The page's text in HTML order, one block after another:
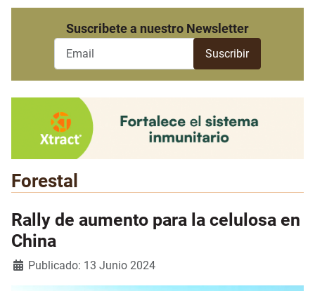
Suscribete a nuestro Newsletter
Forestal
Rally de aumento para la celulosa en
China
Detalles
Publicado: 13 Junio 2024